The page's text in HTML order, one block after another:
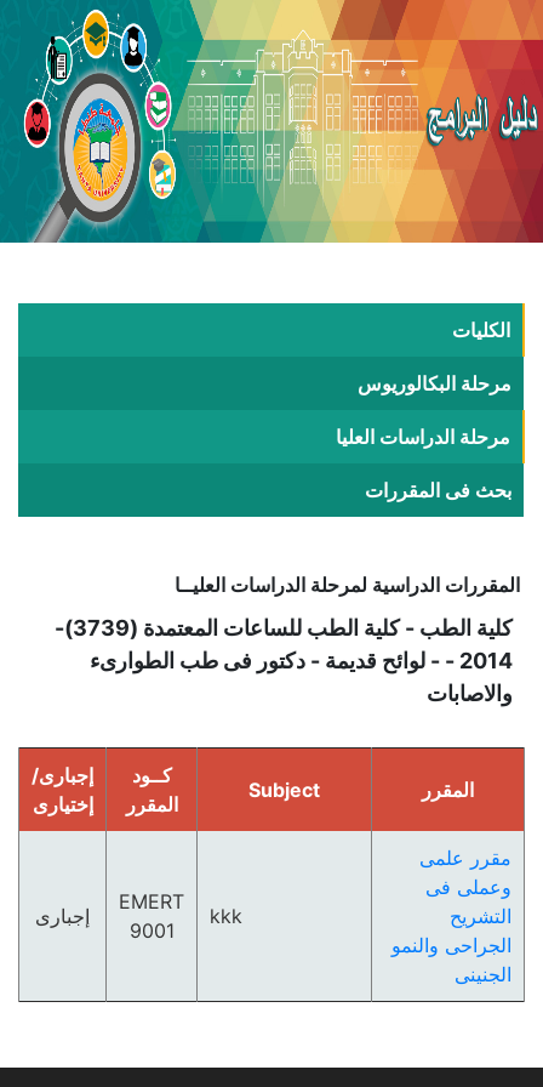
الكليات
مرحلة البكالوريوس
مرحلة الدراسات العليا
بحث فى المقررات
المقررات الدراسية لمرحلة الدراسات العليــا
كلية الطب - كلية الطب للساعات المعتمدة (3739)-
2014 - - لوائح قديمة - دكتور فى طب الطوارىء
والاصابات
المقرر Subject
كــود
المقرر
إجبارى/
إختيارى
مقرر علمى
وعملى فى
التشريح
الجراحى والنمو
الجنينى
kkk
EMERT
9001
إجبارى